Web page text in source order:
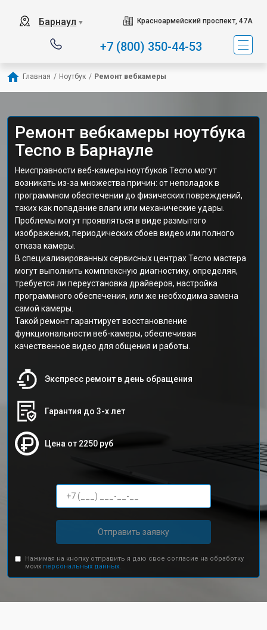
Барнаул ▼ Красноармейский проспект, 47А
+7 (800) 350-44-53
Главная / Ноутбук / Ремонт вебкамеры
Ремонт вебкамеры ноутбука
Tecno в Барнауле
Неисправности веб-камеры ноутбуков Tecno могут
возникать из-за множества причин: от неполадок в
программном обеспечении до физических повреждений,
таких как попадание влаги или механические удары.
Проблемы могут проявляться в виде размытого
изображения, периодических сбоев видео или полного
отказа камеры.
В специализированных сервисных центрах Tecno мастера
могут выполнить комплексную диагностику, определяя,
требуется ли переустановка драйверов, настройка
программного обеспечения, или же необходима замена
самой камеры.
Такой ремонт гарантирует восстановление
функциональности веб-камеры, обеспечивая
качественное видео для общения и работы.
Экспресс ремонт в день обращения
Гарантия до 3-х лет
Цена от 2250 руб
Отправить заявку
Нажимая на кнопку отправить я даю свое согласие на обработку
моих персональных данных.